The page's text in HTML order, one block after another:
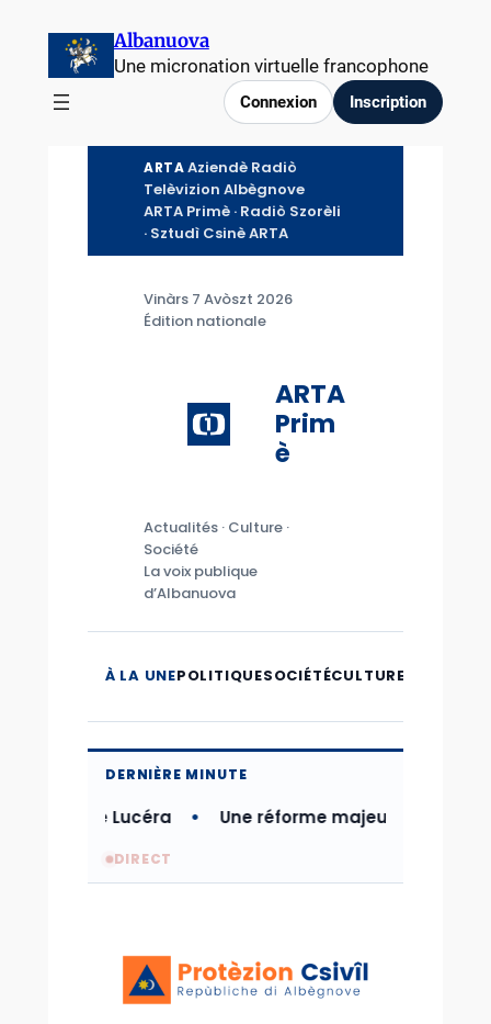
contenu
Albanuova
Une micronation virtuelle francophone
Connexion Inscription
ARTA Aziendè Radiò
Telèvizion Albègnove
ARTA Primè · Radiò Szorèli
· Sztudì Csinè ARTA
Vinàrs 7 Avòszt 2026
Édition nationale
ARTA
Prim
è
Actualités · Culture ·
Société
La voix publique
d’Albanuova
À LA UNEPOLITIQUESOCIÉTÉCULTURE
DERNIÈRE MINUTE
de Lucéra Une réforme majeure pour
DIRECT